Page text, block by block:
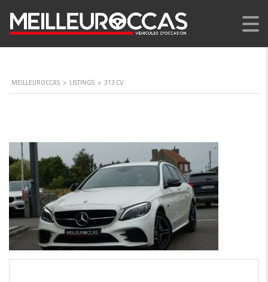
MEILLEUROCCAS > LISTINGS > 313 CV